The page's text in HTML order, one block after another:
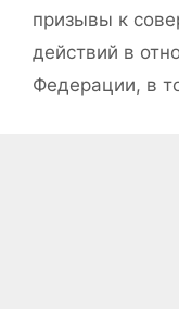
призывы к
действий в
Федерации, в